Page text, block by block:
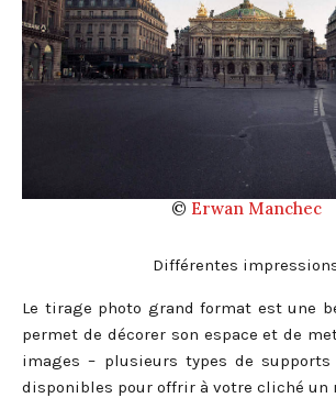
© Erwan Manchec
Différentes
Le tirage photo grand format est une
permet de décorer son espace et de
images – plusieurs types de supports
disponibles pour offrir à votre cliché un